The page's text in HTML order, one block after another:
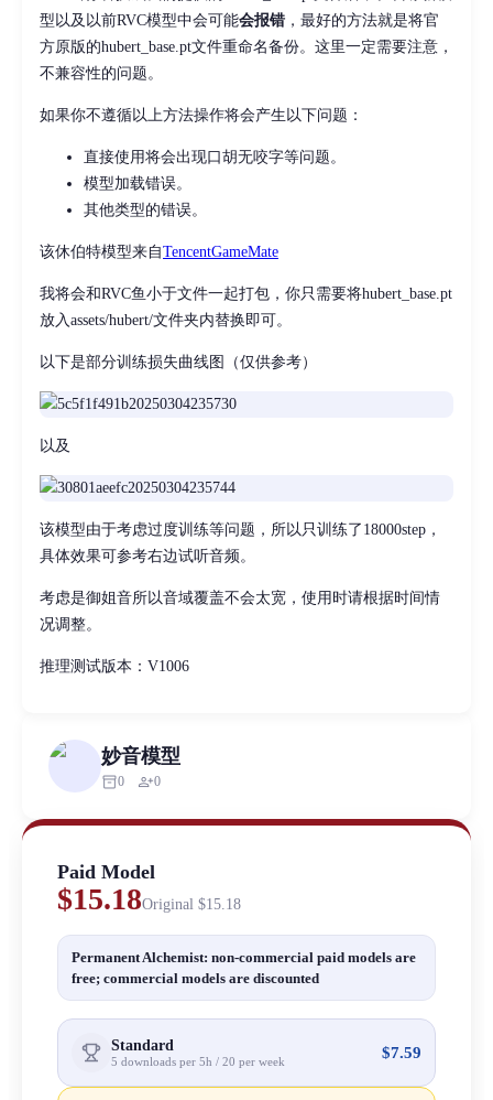
型以及以前RVC模型中会可能会报错 ，最好的方法就是将官
方原版的hubert_base.pt文件重命名备份。这里一定需要注意，
不兼容性的问题。
如果你不遵循以上方法操作将会产生以下问题：
直接使用将会出现口胡无咬字等问题。
模型加载错误。
其他类型的错误。
该休伯特模型来自TencentGameMate
我将会和RVC鱼小于文件一起打包，你只需要将hubert_base.pt
放入assets/hubert/文件夹内替换即可。
以下是部分训练损失曲线图（仅供参考）
以及
该模型由于考虑过度训练等问题，所以只训练了18000step，
具体效果可参考右边试听音频。
考虑是御姐音所以音域覆盖不会太宽，使用时请根据时间情
况调整。
推理测试版本：V1006
妙音模型
inventory_20 person_add0
Paid Model
$15.18Original $15.18
Permanent Alchemist: non-commercial paid models are
free; commercial models are discounted
Standard
5 downloads per 5h / 20 per week $7.59